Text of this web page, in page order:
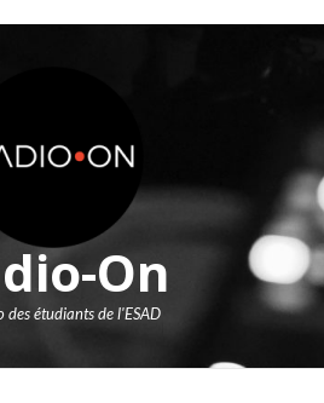
On
des étudiants de l'ESAD